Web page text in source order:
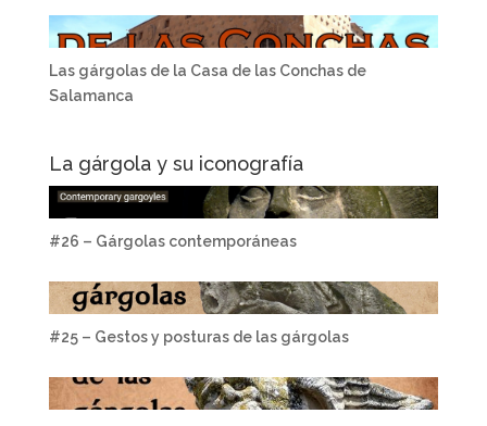
Las gárgolas de la Casa de las Conchas de
Salamanca
La gárgola y su iconografía
#26 – Gárgolas contemporáneas
#25 – Gestos y posturas de las gárgolas